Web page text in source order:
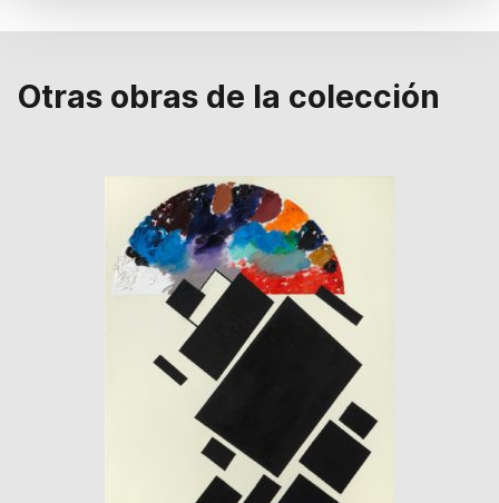
Otras obras de la colección